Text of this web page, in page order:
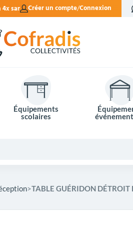
Créer un compte Connexion
Équipements
scolaires
TABLE GUÉRIDON DÉTROIT